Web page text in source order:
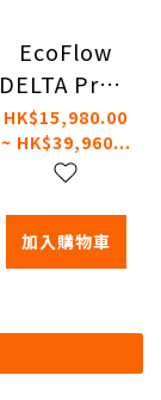
EcoFlow
DELTA Pro 3
大容量流動
電源
(4096Wh)
HK$15,980.00
~ HK$39,960...
加入購物車